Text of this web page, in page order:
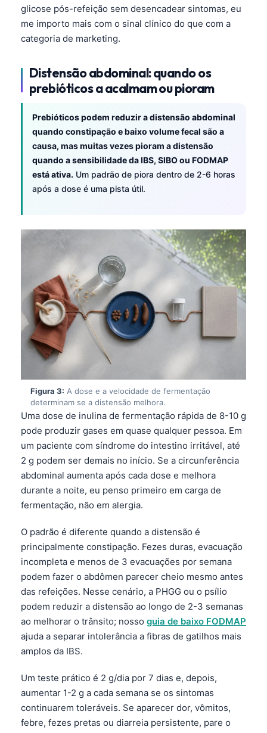
glicose pós-refeição sem desencadear sintomas, eu
me importo mais com o sinal clínico do que com a
categoria de marketing.
Distensão abdominal: quando os
prebióticos a acalmam ou pioram
Prebióticos podem reduzir a distensão abdominal
quando constipação e baixo volume fecal são a
causa, mas muitas vezes pioram a distensão
quando a sensibilidade da IBS, SIBO ou FODMAP
está ativa. Um padrão de piora dentro de 2-6 horas
após a dose é uma pista útil.
Figura 3: A dose e a velocidade de fermentação
determinam se a distensão melhora.
Uma dose de inulina de fermentação rápida de 8-10 g
pode produzir gases em quase qualquer pessoa. Em
um paciente com síndrome do intestino irritável, até
2 g podem ser demais no início. Se a circunferência
abdominal aumenta após cada dose e melhora
durante a noite, eu penso primeiro em carga de
fermentação, não em alergia.
O padrão é diferente quando a distensão é
principalmente constipação. Fezes duras, evacuação
incompleta e menos de 3 evacuações por semana
podem fazer o abdômen parecer cheio mesmo antes
das refeições. Nesse cenário, a PHGG ou o psílio
podem reduzir a distensão ao longo de 2-3 semanas
ao melhorar o trânsito; nosso guia de baixo FODMAP
ajuda a separar intolerância a fibras de gatilhos mais
amplos da IBS.
Um teste prático é 2 g/dia por 7 dias e, depois,
aumentar 1-2 g a cada semana se os sintomas
continuarem toleráveis. Se aparecer dor, vômitos,
febre, fezes pretas ou diarreia persistente, pare o